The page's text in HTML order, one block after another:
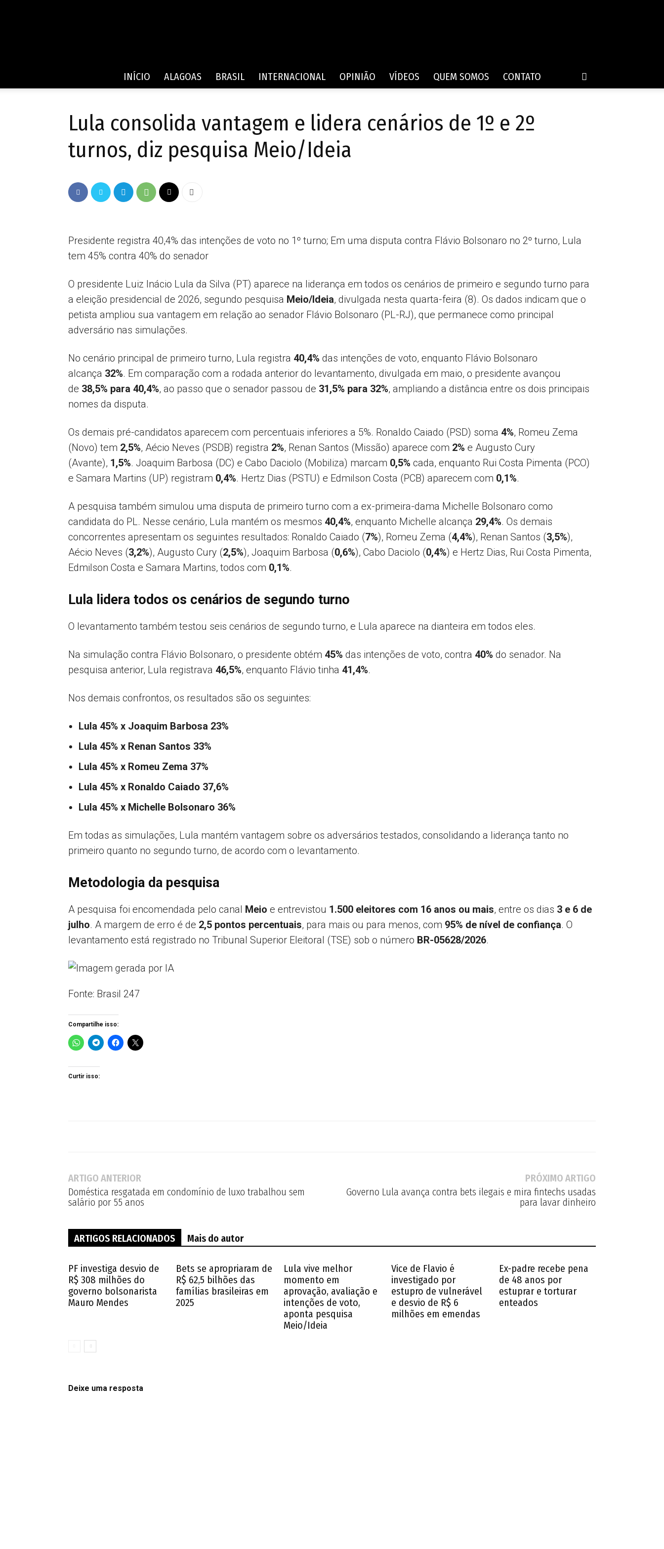
de
AL
INÍCIO ALAGOAS BRASIL INTERNACIONAL OPINIÃO VÍDEOS QUEM SOMOS CONTATO
Lula consolida vantagem e lidera cenários de 1º e 2º
turnos, diz pesquisa Meio/Ideia
Presidente registra 40,4% das intenções de voto no 1º turno; Em uma disputa contra Flávio Bolsonaro no 2º turno, Lula
tem 45% contra 40% do senador
O presidente Luiz Inácio Lula da Silva (PT) aparece na liderança em todos os cenários de primeiro e segundo turno para
a eleição presidencial de 2026, segundo pesquisa Meio/Ideia, divulgada nesta quarta-feira (8). Os dados indicam que o
petista ampliou sua vantagem em relação ao senador Flávio Bolsonaro (PL-RJ), que permanece como principal
adversário nas simulações.
No cenário principal de primeiro turno, Lula registra 40,4% das intenções de voto, enquanto Flávio Bolsonaro
alcança 32%. Em comparação com a rodada anterior do levantamento, divulgada em maio, o presidente avançou
de 38,5% para 40,4%, ao passo que o senador passou de 31,5% para 32%, ampliando a distância entre os dois principais
nomes da disputa.
Os demais pré-candidatos aparecem com percentuais inferiores a 5%. Ronaldo Caiado (PSD) soma 4%, Romeu Zema
(Novo) tem 2,5%, Aécio Neves (PSDB) registra 2%, Renan Santos (Missão) aparece com 2% e Augusto Cury
(Avante), 1,5%. Joaquim Barbosa (DC) e Cabo Daciolo (Mobiliza) marcam 0,5% cada, enquanto Rui Costa Pimenta (PCO)
e Samara Martins (UP) registram 0,4%. Hertz Dias (PSTU) e Edmilson Costa (PCB) aparecem com 0,1%.
A pesquisa também simulou uma disputa de primeiro turno com a ex-primeira-dama Michelle Bolsonaro como
candidata do PL. Nesse cenário, Lula mantém os mesmos 40,4%, enquanto Michelle alcança 29,4%. Os demais
concorrentes apresentam os seguintes resultados: Ronaldo Caiado (7%), Romeu Zema (4,4%), Renan Santos (3,5%),
Aécio Neves (3,2%), Augusto Cury (2,5%), Joaquim Barbosa (0,6%), Cabo Daciolo (0,4%) e Hertz Dias, Rui Costa Pimenta,
Edmilson Costa e Samara Martins, todos com 0,1%.
Lula lidera todos os cenários de segundo turno
O levantamento também testou seis cenários de segundo turno, e Lula aparece na dianteira em todos eles.
Na simulação contra Flávio Bolsonaro, o presidente obtém 45% das intenções de voto, contra 40% do senador. Na
pesquisa anterior, Lula registrava 46,5%, enquanto Flávio tinha 41,4%.
Nos demais confrontos, os resultados são os seguintes:
Lula 45% x Joaquim Barbosa 23%
Lula 45% x Renan Santos 33%
Lula 45% x Romeu Zema 37%
Lula 45% x Ronaldo Caiado 37,6%
Lula 45% x Michelle Bolsonaro 36%
Em todas as simulações, Lula mantém vantagem sobre os adversários testados, consolidando a liderança tanto no
primeiro quanto no segundo turno, de acordo com o levantamento.
Metodologia da pesquisa
A pesquisa foi encomendada pelo canal Meio e entrevistou 1.500 eleitores com 16 anos ou mais, entre os dias 3 e 6 de
julho. A margem de erro é de 2,5 pontos percentuais, para mais ou para menos, com 95% de nível de confiança. O
levantamento está registrado no Tribunal Superior Eleitoral (TSE) sob o número BR-05628/2026.
Fonte: Brasil 247
Compartilhe isso:
Curtir isso:
ARTIGO ANTERIOR
Doméstica resgatada em condomínio de luxo trabalhou sem
salário por 55 anos
PRÓXIMO ARTIGO
Governo Lula avança contra bets ilegais e mira fintechs usadas
para lavar dinheiro
ARTIGOS RELACIONADOS Mais do autor
PF investiga desvio de
R$ 308 milhões do
governo bolsonarista
Mauro Mendes
Bets se apropriaram de
R$ 62,5 bilhões das
famílias brasileiras em
2025
Lula vive melhor
momento em
aprovação, avaliação e
intenções de voto,
aponta pesquisa
Meio/Ideia
Vice de Flavio é
investigado por
estupro de vulnerável
e desvio de R$ 6
milhões em emendas
Ex-padre recebe pena
de 48 anos por
estuprar e torturar
enteados
Deixe uma resposta